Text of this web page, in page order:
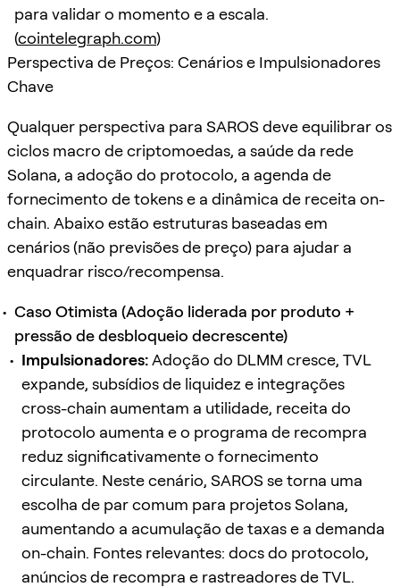
para validar o momento e a escala.
(cointelegraph.com)
Perspectiva de Preços: Cenários e Impulsionadores
Chave
Qualquer perspectiva para SAROS deve equilibrar os
ciclos macro de criptomoedas, a saúde da rede
Solana, a adoção do protocolo, a agenda de
fornecimento de tokens e a dinâmica de receita on-
chain. Abaixo estão estruturas baseadas em
cenários (não previsões de preço) para ajudar a
enquadrar risco/recompensa.
Caso Otimista (Adoção liderada por produto +
pressão de desbloqueio decrescente)
Impulsionadores:Adoção do DLMM cresce, TVL
expande, subsídios de liquidez e integrações
cross-chain aumentam a utilidade, receita do
protocolo aumenta e o programa de recompra
reduz significativamente o fornecimento
circulante. Neste cenário, SAROS se torna uma
escolha de par comum para projetos Solana,
aumentando a acumulação de taxas e a demanda
on-chain. Fontes relevantes: docs do protocolo,
anúncios de recompra e rastreadores de TVL.